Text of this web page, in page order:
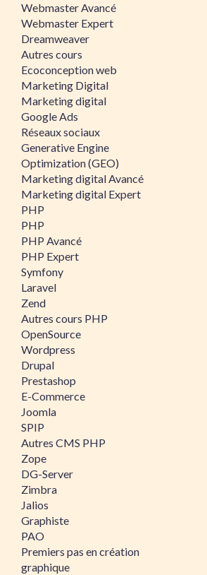
Webmaster Avancé
Webmaster Expert
Dreamweaver
Autres cours
Ecoconception web
Marketing Digital
Marketing digital
Google Ads
Réseaux sociaux
Generative Engine
Optimization (GEO)
Marketing digital Avancé
Marketing digital Expert
PHP
PHP
PHP Avancé
PHP Expert
Symfony
Laravel
Zend
Autres cours PHP
OpenSource
Wordpress
Drupal
Prestashop
E-Commerce
Joomla
SPIP
Autres CMS PHP
Zope
DG-Server
Zimbra
Jalios
Graphiste
PAO
Premiers pas en création
graphique